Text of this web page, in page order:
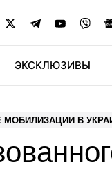
ЭКСКЛЮЗИВЫ
МОБИЛИЗАЦИИ В